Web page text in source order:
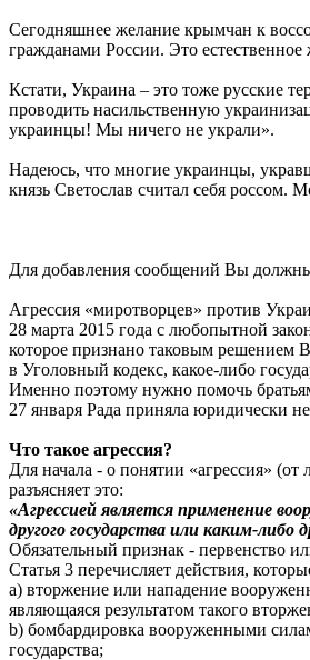
Сегодняшнее желание крымчан к
гражданами России. Это
Кстати, Украина – это тоже русские
проводить насильственную
украинцы! Мы ничего не украли».
Надеюсь, что многие украинцы,
князь Светослав считал себя россом.
Для добавления сообщений Вы должны
Агрессия «миротворцев» против
28 марта 2015 года с любопытной
которое признано таковым решением
в Уголовный кодекс, какое-либо
Именно поэтому нужно помочь
27 января Рада приняла юридически
Что такое агрессия?
Для начала - о понятии «агрессия» (от
разъясняет это:
«Агрессией является применение
другого государства или каким-
Обязательный признак - первенство
Статья 3 перечисляет действия,
а) вторжение или нападение
являющаяся результатом такого
b) бомбардировка вооруженными
государства;